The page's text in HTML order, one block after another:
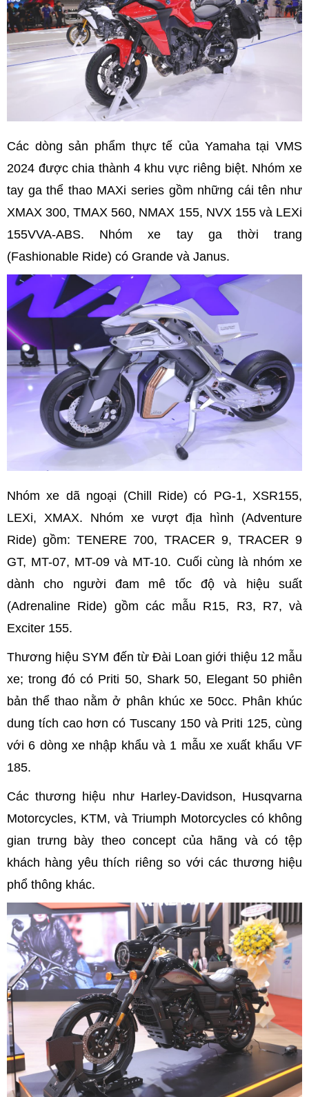
Các dòng sản phẩm thực tế của Yamaha tại VMS
2024 được chia thành 4 khu vực riêng biệt. Nhóm xe
tay ga thể thao MAXi series gồm những cái tên như
XMAX 300, TMAX 560, NMAX 155, NVX 155 và LEXi
155VVA-ABS. Nhóm xe tay ga thời trang
(Fashionable Ride) có Grande và Janus.
Nhóm xe dã ngoại (Chill Ride) có PG-1, XSR155,
LEXi, XMAX. Nhóm xe vượt địa hình (Adventure
Ride) gồm: TENERE 700, TRACER 9, TRACER 9
GT, MT-07, MT-09 và MT-10. Cuối cùng là nhóm xe
dành cho người đam mê tốc độ và hiệu suất
(Adrenaline Ride) gồm các mẫu R15, R3, R7, và
Exciter 155.
Thương hiệu SYM đến từ Đài Loan giới thiệu 12 mẫu
xe; trong đó có Priti 50, Shark 50, Elegant 50 phiên
bản thể thao nằm ở phân khúc xe 50cc. Phân khúc
dung tích cao hơn có Tuscany 150 và Priti 125, cùng
với 6 dòng xe nhập khẩu và 1 mẫu xe xuất khẩu VF
185.
Các thương hiệu như Harley-Davidson, Husqvarna
Motorcycles, KTM, và Triumph Motorcycles có không
gian trưng bày theo concept của hãng và có tệp
khách hàng yêu thích riêng so với các thương hiệu
phổ thông khác.